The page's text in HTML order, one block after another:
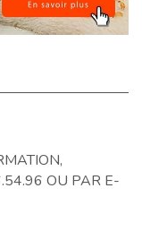
OU PAR E-